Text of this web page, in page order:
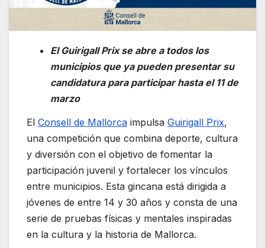
El Guirigall Prix se abre a todos los
municipios que ya pueden presentar su
candidatura para participar hasta el 11 de
marzo
El Consell de Mallorca impulsa Guirigall Prix,
una competición que combina deporte, cultura
y diversión con el objetivo de fomentar la
participación juvenil y fortalecer los vínculos
entre municipios. Esta gincana está dirigida a
jóvenes de entre 14 y 30 años y consta de una
serie de pruebas físicas y mentales inspiradas
en la cultura y la historia de Mallorca.